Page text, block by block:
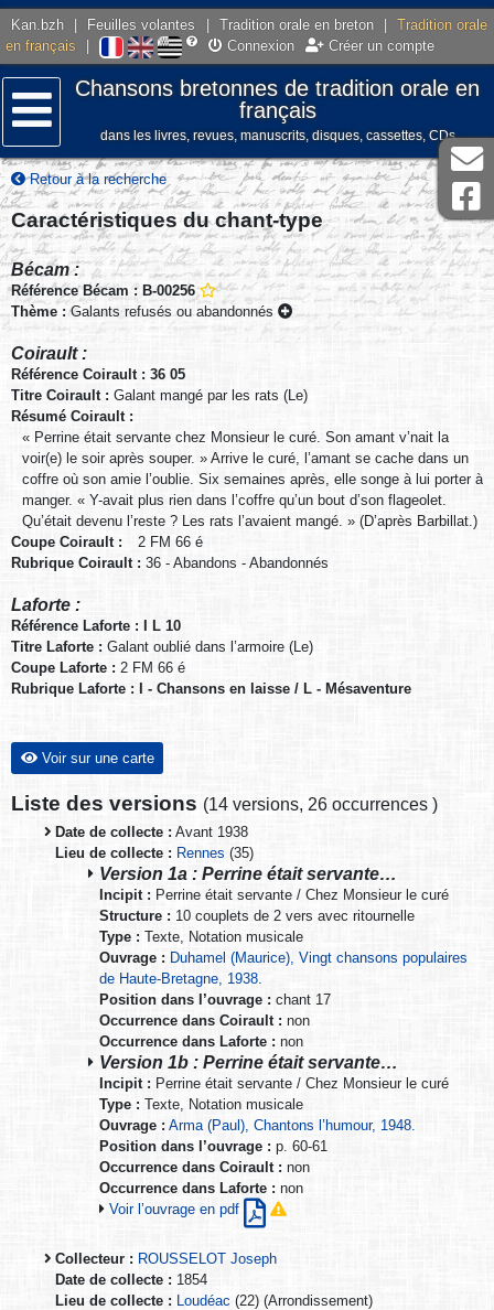
Kan.bzh Feuilles volantes Tradition orale en breton
Tradition orale
en français
Connexion Créer un compte
Menu
Chansons bretonnes de tradition orale en
français
dans les livres, revues, manuscrits, disques, cassettes, CDs
Retour à la recherche
Caractéristiques du chant-type
Bécam :
Référence Bécam : B-00256
Thème : Galants refusés ou abandonnés
Coirault :
Référence Coirault : 36 05
Titre Coirault : Galant mangé par les rats (Le)
Résumé Coirault :
« Perrine était servante chez Monsieur le curé. Son amant v’nait la
voir(e) le soir après souper. » Arrive le curé, l’amant se cache dans un
coffre où son amie l’oublie. Six semaines après, elle songe à lui porter à
manger. « Y-avait plus rien dans l’coffre qu’un bout d’son flageolet.
Qu’était devenu l’reste ? Les rats l’avaient mangé. » (D’après Barbillat.)
Coupe Coirault :
2 FM 66 é
Rubrique Coirault : 36 - Abandons - Abandonnés
Laforte :
Référence Laforte : I L 10
Titre Laforte : Galant oublié dans l’armoire (Le)
Coupe Laforte : 2 FM 66 é
Rubrique Laforte : I - Chansons en laisse / L - Mésaventure
Voir sur une carte
Liste des versions (14 versions, 26 occurrences )
Date de collecte : Avant 1938
Lieu de collecte : Rennes (35)
Version 1a : Perrine était servante…
Incipit : Perrine était servante / Chez Monsieur le curé
Structure : 10 couplets de 2 vers avec ritournelle
Type : Texte, Notation musicale
Ouvrage : Duhamel (Maurice), Vingt chansons populaires
de Haute-Bretagne, 1938.
Position dans l’ouvrage : chant 17
Occurrence dans Coirault : non
Occurrence dans Laforte : non
Version 1b : Perrine était servante…
Incipit : Perrine était servante / Chez Monsieur le curé
Type : Texte, Notation musicale
Ouvrage : Arma (Paul), Chantons l’humour, 1948.
Position dans l’ouvrage : p. 60-61
Occurrence dans Coirault : non
Occurrence dans Laforte : non
Voir l’ouvrage en pdf
Collecteur : ROUSSELOT Joseph
Date de collecte : 1854
Lieu de collecte : Loudéac (22) (Arrondissement)